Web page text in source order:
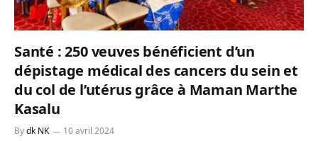
Santé : 250 veuves bénéficient d’un
dépistage médical des cancers du sein et
du col de l’utérus grâce à Maman Marthe
Kasalu
Bydk NK 10 avril 2024